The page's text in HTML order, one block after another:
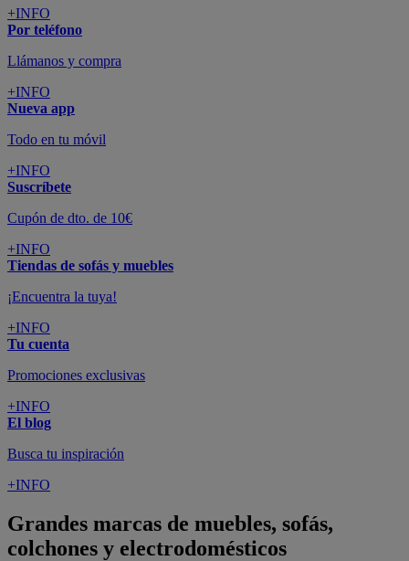
+INFO
Por teléfono
Llámanos y compra
+INFO
Nueva app
Todo en tu móvil
+INFO
Suscríbete
Cupón de dto. de 10€
+INFO
Tiendas de sofás y muebles
¡Encuentra la tuya!
+INFO
Tu cuenta
Promociones exclusivas
+INFO
El blog
Busca tu inspiración
+INFO
Grandes marcas de muebles, sofás,
colchones y electrodomésticos